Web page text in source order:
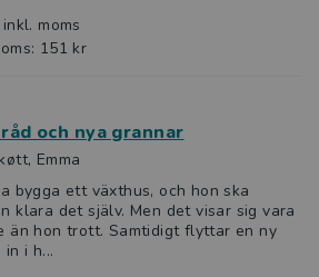
inkl. moms
151 kr
och nya grannar
Emma
bygga ett växthus, och hon ska
klara det själv. Men det visar sig vara
än hon trott. Samtidigt flyttar en ny
in i h...